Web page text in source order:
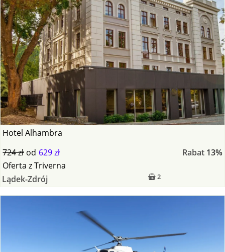
Hotel Alhambra
724 zł od 629 zł Rabat 13%
2
Oferta zTriverna
Lądek-Zdrój